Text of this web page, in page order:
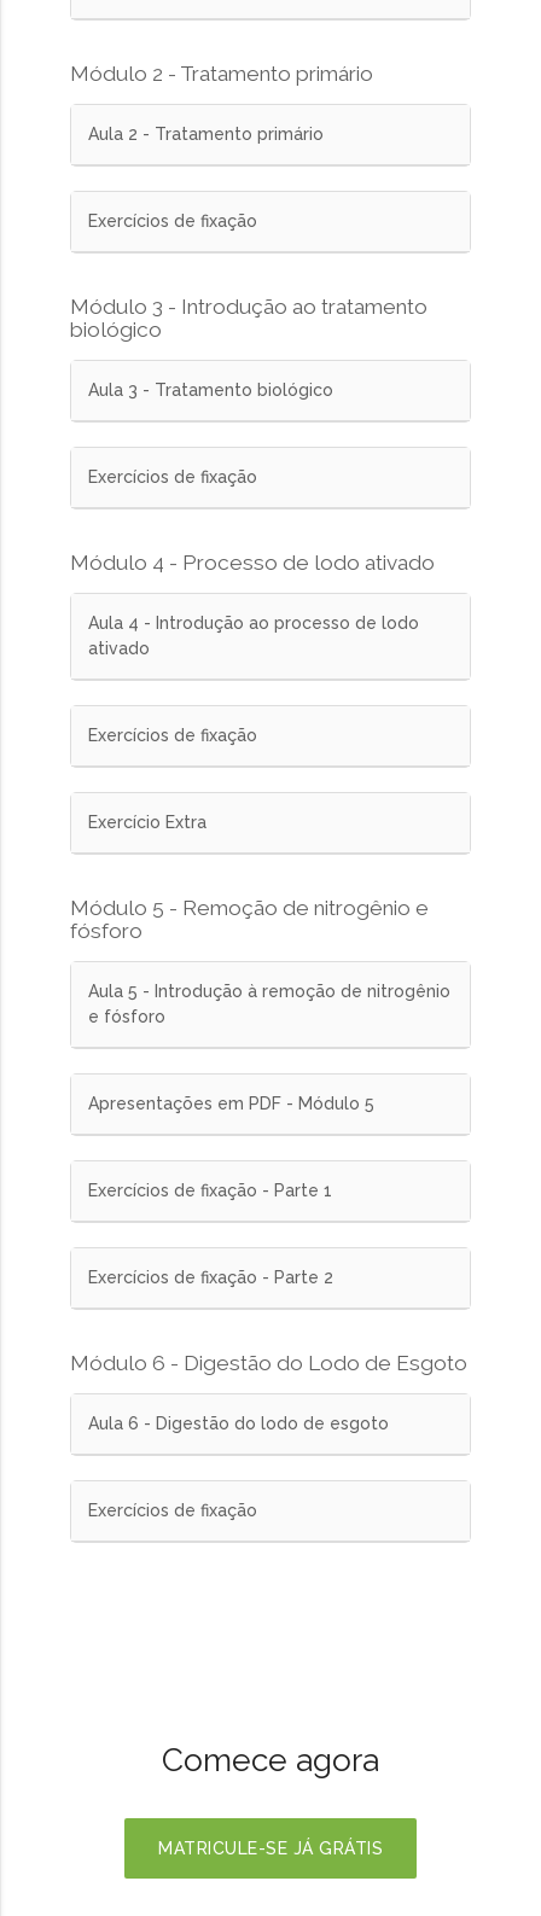
Módulo 2 - Tratamento primário
Aula 2 - Tratamento primário
Exercícios de fixação
Módulo 3 - Introdução ao tratamento
biológico
Aula 3 - Tratamento biológico
Exercícios de fixação
Módulo 4 - Processo de lodo ativado
Aula 4 - Introdução ao processo de lodo
ativado
Exercícios de fixação
Exercício Extra
Módulo 5 - Remoção de nitrogênio e
fósforo
Aula 5 - Introdução à remoção de nitrogênio
e fósforo
Apresentações em PDF - Módulo 5
Exercícios de fixação - Parte 1
Exercícios de fixação - Parte 2
Módulo 6 - Digestão do Lodo de Esgoto
Aula 6 - Digestão do lodo de esgoto
Exercícios de fixação
Comece agora
MATRICULE-SE JÁ GRÁTIS